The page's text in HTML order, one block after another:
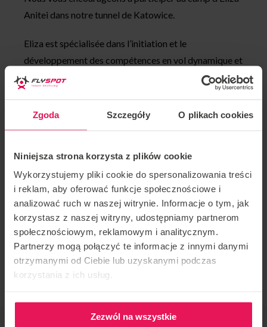
Zgoda Szczegóły O plikach cookies
Niniejsza strona korzysta z plików cookie
Wykorzystujemy pliki cookie do spersonalizowania treści
i reklam, aby oferować funkcje społecznościowe i
analizować ruch w naszej witrynie. Informacje o tym, jak
korzystasz z naszej witryny, udostępniamy partnerom
społecznościowym, reklamowym i analitycznym.
Partnerzy mogą połączyć te informacje z innymi danymi
otrzymanymi od Ciebie lub uzyskanymi podczas
korzystania z ich usług.
Zezwól na wszystkie
Anitei dans notre tunnel de Katowice.
Eliza est spécialisée dans l’initiation et le
développement des compétences en vol dynamique et
freefly, tout en créant un environnement amusant et
amical. Avec 20 ans d’expérience dans le domaine du
parachutisme et du vol en tunnel, il prend plaisir à
aider les gens à atteindre leurs objectifs, tant dans le
Parle couramment l’anglais, le français et le roumain.
Style d’entraînement : ventral, dynamique, statique.
Si vous souhaitez rejoindre ce camp ou avez des
questions, veuillez nous contacter à
camps@flyspot.com